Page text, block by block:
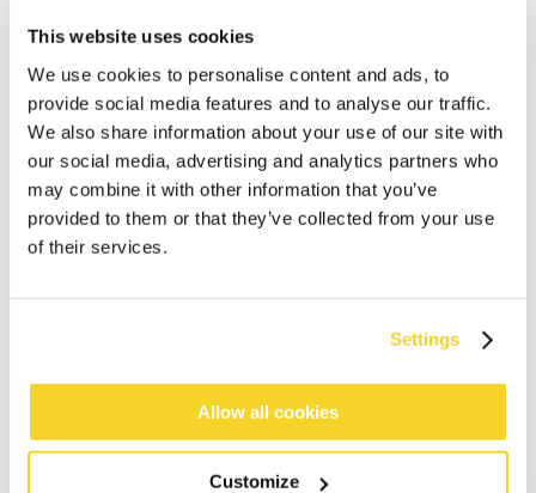
This website uses cookies
We use cookies to personalise content and ads, to
provide social media features and to analyse our traffic.
We also share information about your use of our site with
our social media, advertising and analytics partners who
may combine it with other information that you’ve
provided to them or that they’ve collected from your use
of their services.
Settings
Allow all cookies
Customize
Freitag) bei uns eingehen, werden noch am selben
Kostenlose Lieferung für Bestellungen über 50€
innerhalb Deutschland